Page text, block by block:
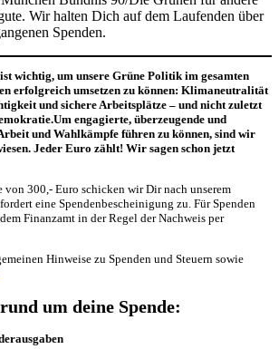
Wir halten Dich auf dem Laufenden über
Spenden.
wichtig, um unsere Grüne Politik im gesamten
erfolgreich umsetzen zu können: Klimaneutralität
und sichere Arbeitsplätze – und nicht zuletzt
engagierte, überzeugende und
und Wahlkämpfe führen zu können, sind wir
Jeder Euro zählt! Wir sagen schon jetzt
von 300,- Euro schicken wir Dir nach unserem
eine Spendenbescheinigung zu. Für Spenden
Finanzamt in der Regel der Nachweis per
Hinweise zu Spenden und Steuern sowie
um deine Spende: